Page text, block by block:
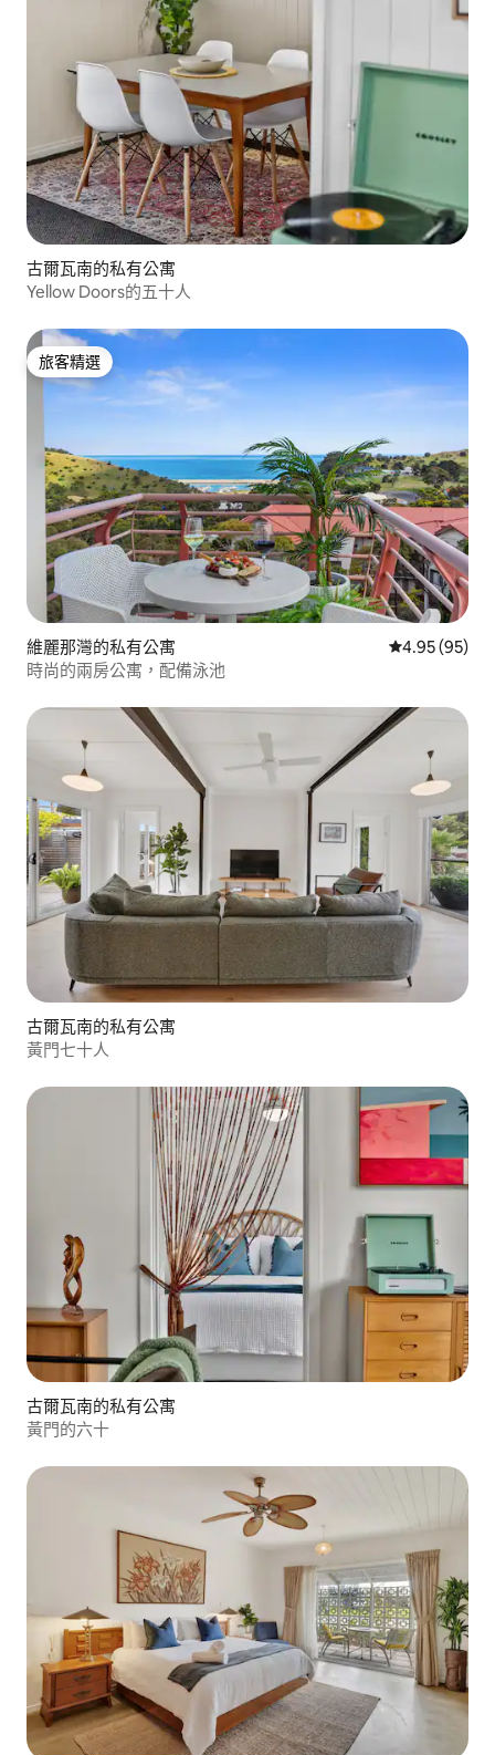
古爾瓦南的私有公寓
Yellow Doors的五十人
旅客精選
旅客精選
維麗那灣的私有公寓 從 95 則評價
4.95 (95)
時尚的兩房公寓，配備泳池
古爾瓦南的私有公寓
黃門七十人
古爾瓦南的私有公寓
黃門的六十